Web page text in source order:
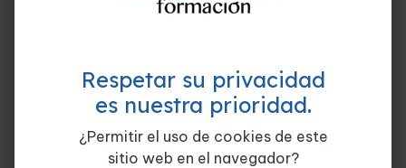
4. Grammar
4.1 Gerunds and infinitives
6. Writing
Respetar su privacidad
es nuestra prioridad.
¿Permitir el uso de cookies de este
sitio web en el navegador?